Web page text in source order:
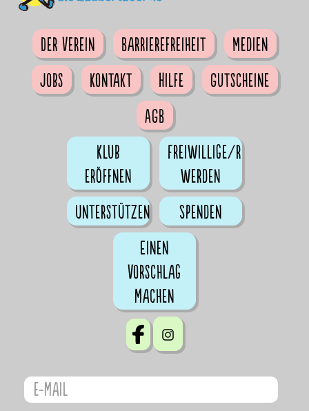
Der Verein Barrierefreiheit
Medien
Jobs
Kontakt Hilfe
Gutscheine
AGB
Klub
eröffnen
Freiwillige/r
werden
Unterstützen
Spenden
Einen
Vorschlag
machen